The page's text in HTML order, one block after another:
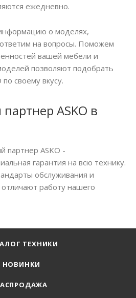
ежедневно.
о моделях,
на вопросы. Поможем
вашей мебели и
позволяют подобрать
своему вкусу.
ASKO в
партнер ASKO -
гарантия на всю технику.
обслуживания и
работу нашего
ТЕХНИКИ
НОВИНКИ